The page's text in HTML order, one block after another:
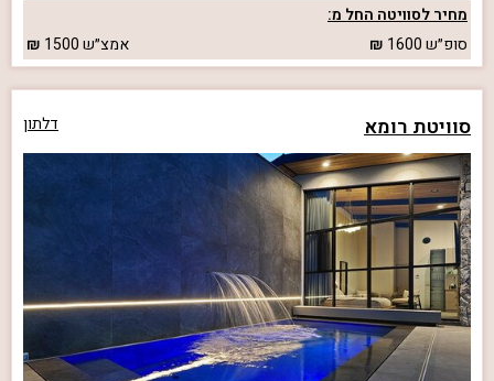
מחיר לסוויטה החל מ:
סופ״ש1600 אמצ״ש1500
סוויטת רומא דלתון